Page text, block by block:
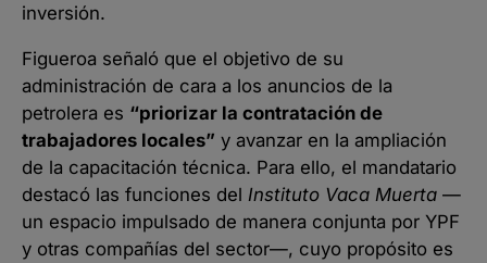
inversión.
Figueroa señaló que el objetivo de su
administración de cara a los anuncios de la
petrolera es “priorizar la contratación de
trabajadores locales” y avanzar en la ampliación
de la capacitación técnica. Para ello, el mandatario
destacó las funciones del Instituto Vaca Muerta —
un espacio impulsado de manera conjunta por YPF
y otras compañías del sector—, cuyo propósito es